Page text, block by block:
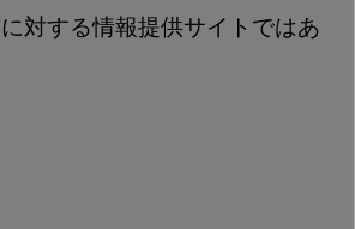
対する情報提供サイトではあ